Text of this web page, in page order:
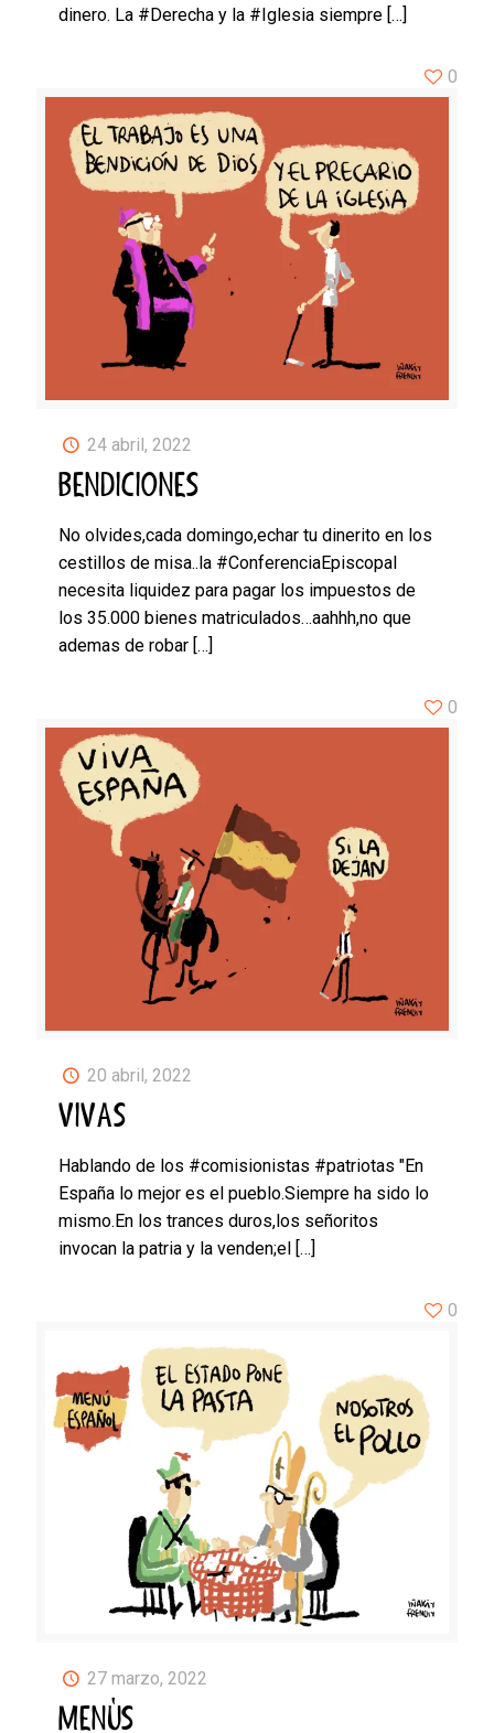
dinero. La #Derecha y la #Iglesia siempre […]
24 abril, 2022
BENDICIONES
No olvides,cada domingo,echar tu dinerito en los
cestillos de misa..la #ConferenciaEpiscopal
necesita liquidez para pagar los impuestos de
los 35.000 bienes matriculados…aahhh,no que
ademas de robar […]
0
20 abril, 2022
VIVAS
Hablando de los #comisionistas #patriotas "En
España lo mejor es el pueblo.Siempre ha sido lo
mismo.En los trances duros,los señoritos
invocan la patria y la venden;el […]
0
27 marzo, 2022
MENÚS
0